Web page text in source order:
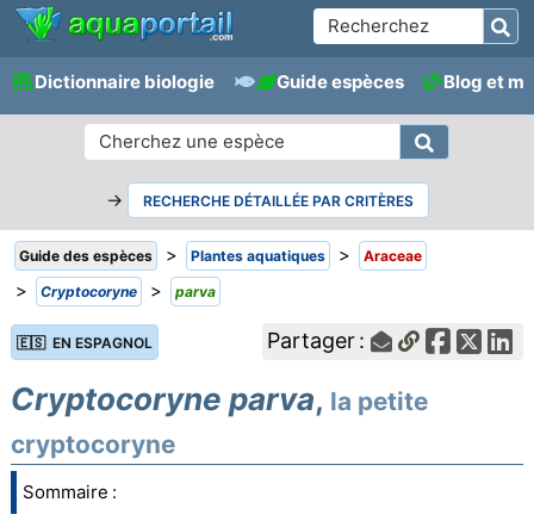
Dictionnaire biologie Guide espèces Blog et
→ RECHERCHE DÉTAILLÉE PAR CRITÈRES
Guide des espèces > Plantes aquatiques > Araceae
> Cryptocoryne > parva
🇪🇸 EN ESPAGNOL Partager :
Cryptocoryne parva, la petite
cryptocoryne
Sommaire :